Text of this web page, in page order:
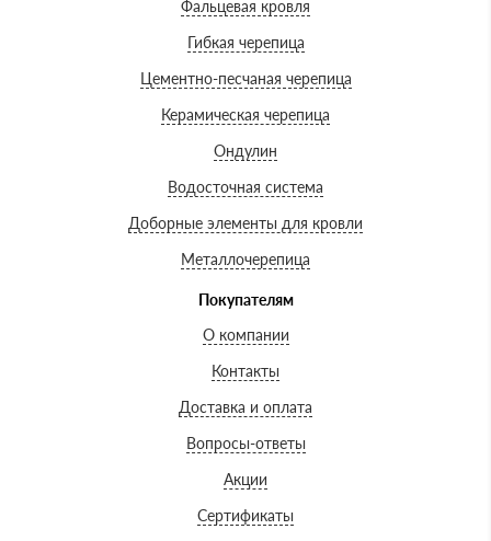
Фальцевая кровля
Гибкая черепица
Цементно-песчаная черепица
Керамическая черепица
Ондулин
Водосточная система
Доборные элементы для кровли
Металлочерепица
Покупателям
О компании
Контакты
Доставка и оплата
Вопросы-ответы
Акции
Сертификаты